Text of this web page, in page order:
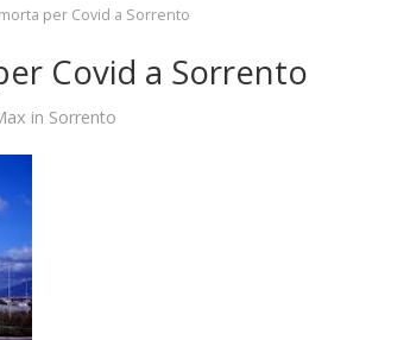
per Covid a Sorrento
Covid a Sorrento
in Sorrento